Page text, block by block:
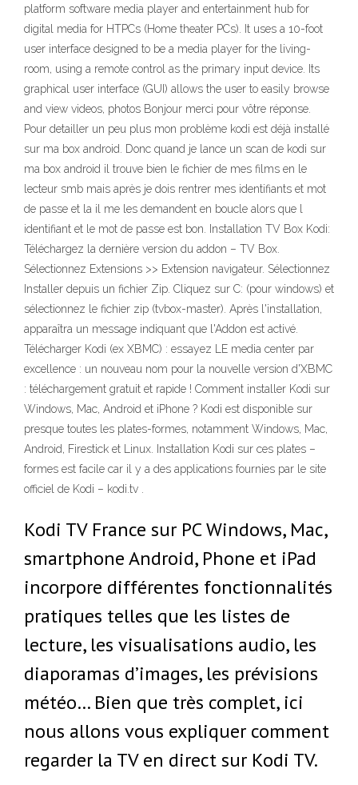
platform software media player and entertainment hub for
digital media for HTPCs (Home theater PCs). It uses a 10-foot
user interface designed to be a media player for the living-
room, using a remote control as the primary input device. Its
graphical user interface (GUI) allows the user to easily browse
and view videos, photos Bonjour merci pour vôtre réponse.
Pour detailler un peu plus mon problème kodi est déjà installé
sur ma box android. Donc quand je lance un scan de kodi sur
ma box android il trouve bien le fichier de mes films en le
lecteur smb mais après je dois rentrer mes identifiants et mot
de passe et la il me les demandent en boucle alors que l
identifiant et le mot de passe est bon. Installation TV Box Kodi:
Téléchargez la dernière version du addon – TV Box.
Sélectionnez Extensions >> Extension navigateur. Sélectionnez
Installer depuis un fichier Zip. Cliquez sur C: (pour windows) et
sélectionnez le fichier zip (tvbox-master). Après l'installation,
apparaîtra un message indiquant que l'Addon est activé.
Télécharger Kodi (ex XBMC) : essayez LE media center par
excellence : un nouveau nom pour la nouvelle version d'XBMC
: téléchargement gratuit et rapide ! Comment installer Kodi sur
Windows, Mac, Android et iPhone ? Kodi est disponible sur
presque toutes les plates-formes, notamment Windows, Mac,
Android, Firestick et Linux. Installation Kodi sur ces plates –
formes est facile car il y a des applications fournies par le site
officiel de Kodi – kodi.tv .
Kodi TV France sur PC Windows, Mac,
smartphone Android, Phone et iPad
incorpore différentes fonctionnalités
pratiques telles que les listes de
lecture, les visualisations audio, les
diaporamas d’images, les prévisions
météo… Bien que très complet, ici
nous allons vous expliquer comment
regarder la TV en direct sur Kodi TV.